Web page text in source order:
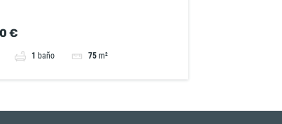
€
1 baño 75 m²